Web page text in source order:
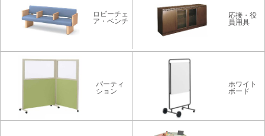
ロビーチェ
ア・ベンチ
応接・役
員用具
パーティ
ション
ホワイト
ボード